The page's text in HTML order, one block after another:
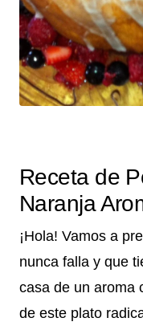
Receta de
Naranja
¡Hola! Vamos a
nunca falla y que
casa de un aroma
de este plato